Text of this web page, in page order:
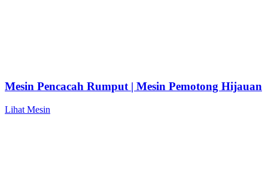
Mesin Pencacah Rumput | Mesin Pemotong Hijauan
Lihat Mesin